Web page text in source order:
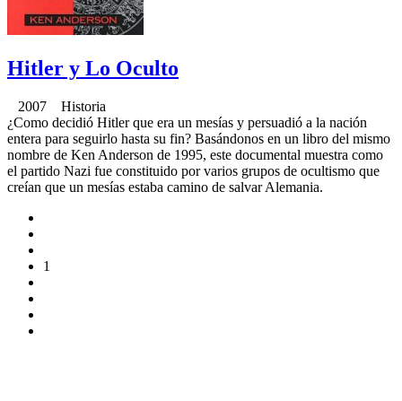
Hitler y Lo Oculto
2007 Historia
¿Como decidió Hitler que era un mesías y persuadió a la nación
entera para seguirlo hasta su fin? Basándonos en un libro del mismo
nombre de Ken Anderson de 1995, este documental muestra como
el partido Nazi fue constituido por varios grupos de ocultismo que
creían que un mesías estaba camino de salvar Alemania.
1